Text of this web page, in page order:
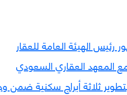
الهيئة العامة للعقار
المعهد العقاري السعودي
ثلاثة أبراج سكنية ضمن